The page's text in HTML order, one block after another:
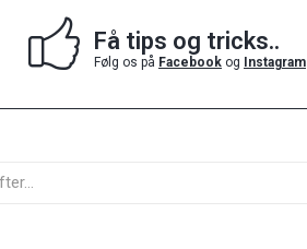
Få tips og tricks..
Følg os på Facebook og Instagram